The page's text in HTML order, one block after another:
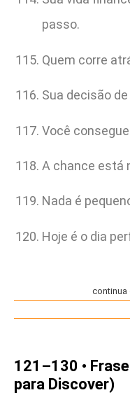
passo.
Quem corre
Sua decisão
Você
A chance está
Nada é
Hoje é o dia
continua
121–130 •
para Discover)